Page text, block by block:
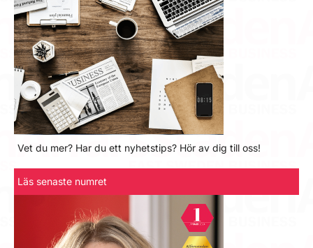
Vet du mer? Har du ett nyhetstips? Hör av dig till oss!
Läs senaste numret